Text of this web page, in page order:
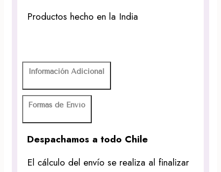
Productos hecho en la India
Información Adicional
Formas de Envío
Despachamos a todo Chile
El cálculo del envío se realiza al finalizar